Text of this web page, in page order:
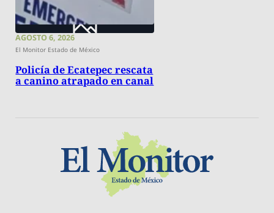
AGOSTO 6, 2026
El Monitor Estado de México
Policía de Ecatepec rescata
a canino atrapado en canal